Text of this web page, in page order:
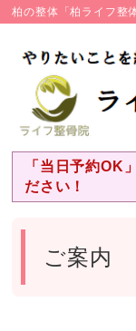
柏の整体「柏ライフ整
「当日予約OK
ださい！
ご案内